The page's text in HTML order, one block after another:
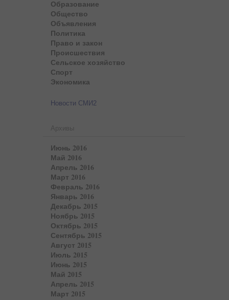
Образование
Общество
Объявления
Политика
Право и закон
Происшествия
Сельское хозяйство
Спорт
Экономика
Новости СМИ2
Архивы
Июнь 2016
Май 2016
Апрель 2016
Март 2016
Февраль 2016
Январь 2016
Декабрь 2015
Ноябрь 2015
Октябрь 2015
Сентябрь 2015
Август 2015
Июль 2015
Июнь 2015
Май 2015
Апрель 2015
Март 2015